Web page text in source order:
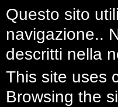
Questo sito
navigazione..
descritti nella
This site uses
Browsing the